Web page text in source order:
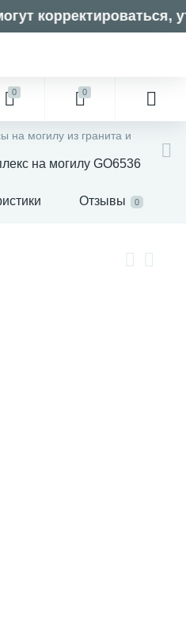
корректироваться,
0 0
на могилу из гранита и
на могилу GO6536
Отзывы 0